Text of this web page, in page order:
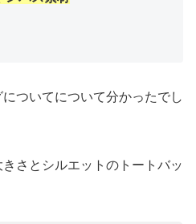
ついてについて分かったでし
さとシルエットのトートバッ